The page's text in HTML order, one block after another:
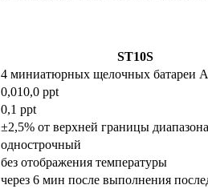
ST10S
4 миниатюрных щелочных батареи
0,010,0 ppt
0,1 ppt
±2,5% от верхней границы
однострочный
без отображения температуры
через 6 мин после выполнения